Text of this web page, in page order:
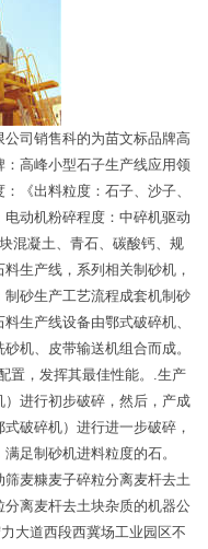
司销售科的为苗文标品牌高
高峰小型石子生产线应用领
《出料粒度：石子、沙子、
动机粉碎程度：中碎机驱动
混凝土、青石、碳酸钙、规
生产线，系列相关制砂机，
砂生产工艺流程成套机制砂
生产线设备由鄂式破碎机、
机、皮带输送机组合而成。
置，发挥其最佳性能。.生产
进行初步破碎，然后，产成
破碎机）进行进一步破碎，
足制砂机进料粒度的石。
麦糠麦子碎粒分离麦杆去土
离麦杆去土块杂质的机器公
大道西段西冀场工业园区不